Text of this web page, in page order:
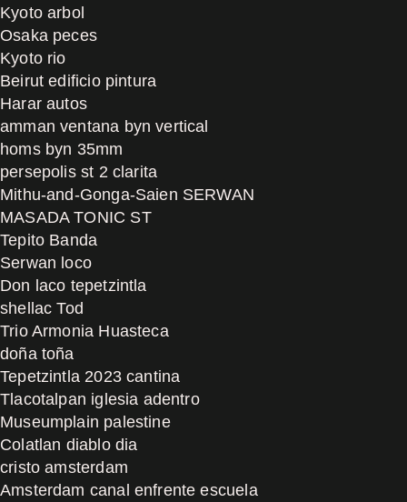
Kyoto arbol
Osaka peces
Kyoto rio
Beirut edificio pintura
Harar autos
amman ventana byn vertical
homs byn 35mm
persepolis st 2 clarita
Mithu-and-Gonga-Saien SERWAN
MASADA TONIC ST
Tepito Banda
Serwan loco
Don laco tepetzintla
shellac Tod
Trio Armonia Huasteca
doña toña
Tepetzintla 2023 cantina
Tlacotalpan iglesia adentro
Museumplain palestine
Colatlan diablo dia
cristo amsterdam
Amsterdam canal enfrente escuela